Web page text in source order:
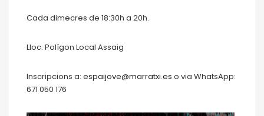
Cada dimecres de 18:30h a 20h.
Lloc: Polígon Local Assaig
Inscripcions a: espaijove@marratxi.es o via WhatsApp:
671 050 176